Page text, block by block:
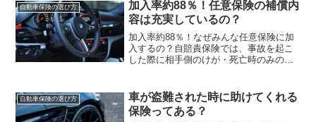
自動車保険の選び方
加入率約88％！任意保険の補償内
容は充実しているの？
加入率約88％！なぜみんな任意保険に加
入するの？自賠責保険では、事故を起こ
した際に相手側のけが・死亡時のみの補
える人が多く、ほとんどの方が任意保険
にも加入しています。そ...
自動車保険の選び方
車が盗難された時に助けてくれる
保険ってある？